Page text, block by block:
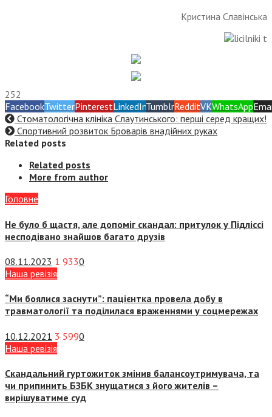
Кристина Славінська
252
FacebookTwitterPinterestLinkedInTumblrRedditVKWhatsApp
Стоматологічна клініка Слаутинського: перші серед кращих!
Спортивний розвиток Броварів внадійних руках
Related posts
Related posts
More from author
Головне
Не було б щастя, але допоміг скандал: притулок у Підліссі
несподівано знайшов багато друзів
08.11.2023 1 9330
Наша ревізія
“Ми боялися заснути”: пацієнтка провела добу в
травматології та поділилася враженнями у соцмережах
10.12.2021 3 5990
Наша ревізія
Скандальний гуртожиток змінив балансоутримувача, та
чи припинить БЗБК знущатися з його жителів –
вирішуватиме суд